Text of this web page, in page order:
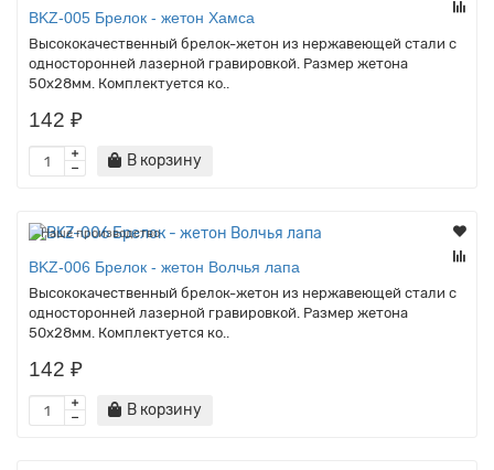
BKZ-005 Брелок - жетон Хамса
Высококачественный брелок-жетон из нержавеющей стали с
односторонней лазерной гравировкой. Размер жетона
50х28мм. Комплектуется ко..
142 ₽
В корзину
Наше производство
BKZ-006 Брелок - жетон Волчья лапа
Высококачественный брелок-жетон из нержавеющей стали с
односторонней лазерной гравировкой. Размер жетона
50х28мм. Комплектуется ко..
142 ₽
В корзину